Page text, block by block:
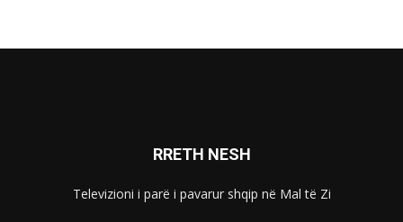
RRETH NESH
Televizioni i parë i pavarur shqip në Mal të Zi